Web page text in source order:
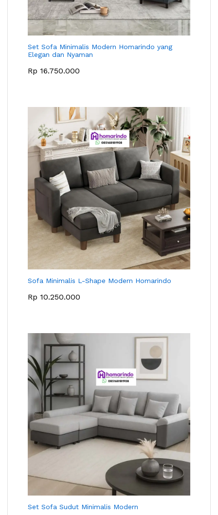
Set Sofa Minimalis Modern Homarindo yang
Elegan dan Nyaman
Rp 16.750.000
Sofa Minimalis L-Shape Modern Homarindo
Rp 10.250.000
Set Sofa Sudut Minimalis Modern